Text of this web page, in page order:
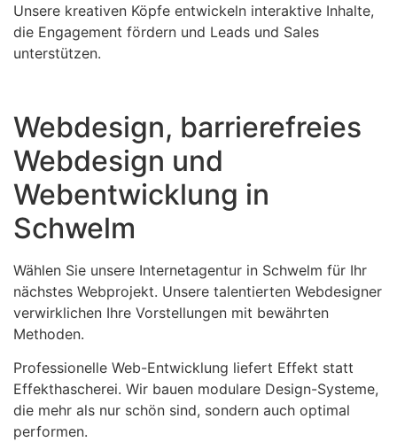
Unsere kreativen Köpfe entwickeln interaktive Inhalte,
die Engagement fördern und Leads und Sales
unterstützen.
Webdesign, barrierefreies
Webdesign und
Webentwicklung in
Schwelm
Wählen Sie unsere Internetagentur in Schwelm für Ihr
nächstes Webprojekt. Unsere talentierten Webdesigner
verwirklichen Ihre Vorstellungen mit bewährten
Methoden.
Professionelle Web-Entwicklung liefert Effekt statt
Effekthascherei. Wir bauen modulare Design-Systeme,
die mehr als nur schön sind, sondern auch optimal
performen.